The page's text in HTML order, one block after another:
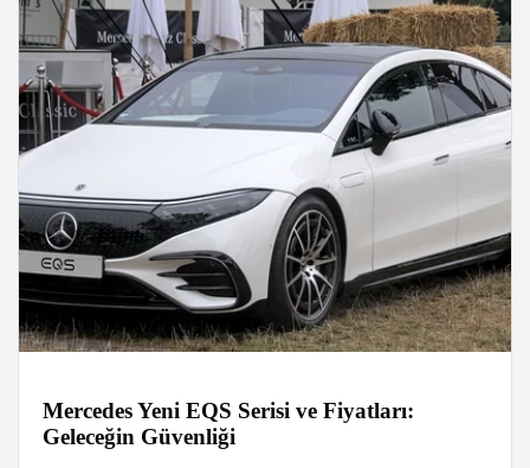
Mercedes Yeni EQS Serisi ve Fiyatları:
Geleceğin Güvenliği